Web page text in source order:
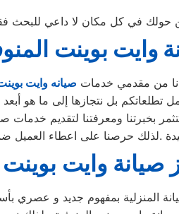
في كل مكان لا داعي للبحث فقط
وايت بوينت
من مقدمي خدمات صيانه وايت
بل نتجازها إلى ما هو
بخبرتنا ومعرفتنا لتقديم خدمات
.لذلك حرصنا على اعطاء العميل
صيانة وايت بوينت
المنزلية بمفهوم جديد و